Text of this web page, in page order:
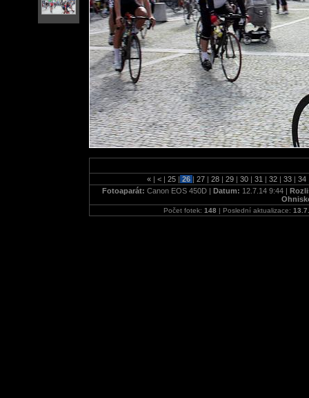
« | < | 25 | 26 | 27 | 28 | 29 | 30 | 31 | 32 | 33 | 34
Fotoaparát: Canon EOS 450D | Datum: 12.7.14 9:44 |
Počet fotek: 148 | Poslední aktualizace: